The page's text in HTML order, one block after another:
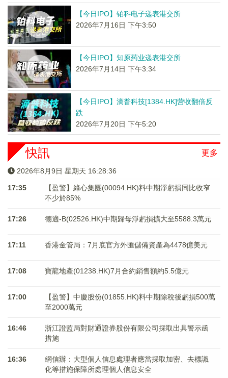
【今日IPO】铂科电子递表港交所
2026年7月16日 下午3:50
【今日IPO】知原药业递表港交所
2026年7月14日 下午3:34
【今日IPO】滴普科技[1384.HK]营收翻倍反
跌
2026年7月20日 下午5:20
更多
快訊
2026年8月9日 星期天 16:28:36
17:35
【盈警】綠心集團(00094.HK)料中期淨虧損同比收窄
不少於85%
17:26 德適-B(02526.HK)中期歸母淨虧損擴大至5588.3萬元
17:11 香港金管局：7月底官方外匯儲備資產為4478億美元
17:08 寶龍地產(01238.HK)7月合約銷售額約5.5億元
17:00
【盈警】中慶股份(01855.HK)料中期除稅後虧損500萬
至2000萬元
16:46
浙江證監局對財通證券股份有限公司採取出具警示函
措施
16:36
網信辦：大型個人信息處理者應當採取加密、去標識
化等措施保障所處理個人信息安全